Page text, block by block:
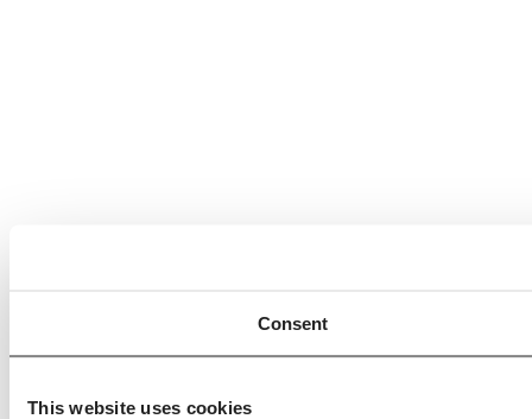
Consent
This website uses cookies